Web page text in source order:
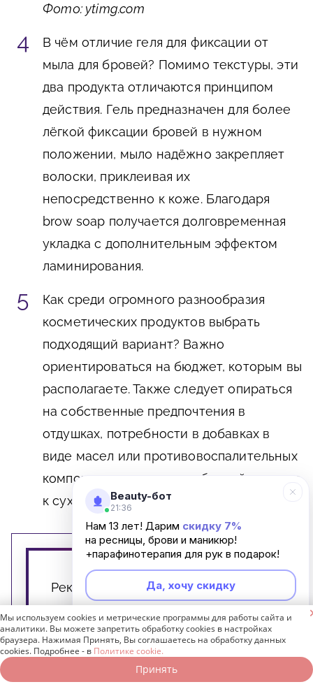
Фото: ytimg.com
В чём отличие геля для фиксации от
мыла для бровей? Помимо текстуры, эти
два продукта отличаются принципом
действия. Гель предназначен для более
лёгкой фиксации бровей в нужном
положении, мыло надёжно закрепляет
волоски, приклеивая их
непосредственно к коже. Благодаря
brow soap получается долговременная
укладка с дополнительным эффектом
ламинирования.
Как среди огромного разнообразия
косметических продуктов выбрать
подходящий вариант? Важно
ориентироваться на бюджет, которым вы
располагаете. Также следует опираться
на собственные предпочтения в
отдушках, потребности в добавках в
виде масел или противовоспалительных
компонентов, если кожа бровей склонна
к сухости, шелушению либо высыпаниям.
Рекомендуем к прочтению:
Шелушатся брови: симптомы,
причины и методы лечения
Стрелки для нависшего века
Beauty-бот
21:36
Нам 13 лет! Дарим скидку 7%
на ресницы, брови и маникюр!
+парафинотерапия для рук в подарок!
Да, хочу скидку
Неинтересно
Мы используем cookies и метрические программы для работы сайта и
аналитики. Вы можете запретить обработку cookies в настройках
браузера. Нажимая Принять, Вы соглашаетесь на обработку данных
cookies. Подробнее - в Политике cookie.
Принять